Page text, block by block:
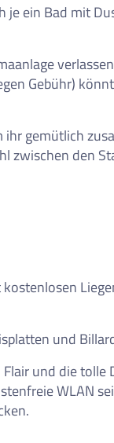
ein Bad mit
Gebühr)
gemütlich
zwischen den
und
und die tolle
WLAN